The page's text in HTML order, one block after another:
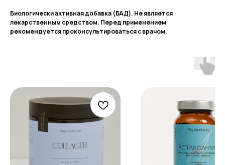
Биологически активная добавка (БАД). Не является
лекарственным средством. Перед применением
рекомендуется проконсультироваться с врачом.
Политика обработки персональных данных